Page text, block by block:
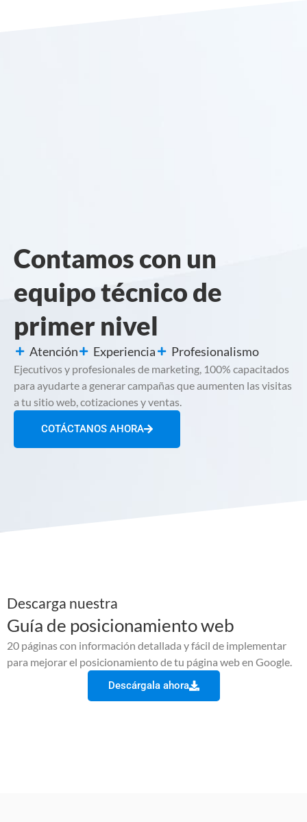
Contamos con un
equipo técnico de
primer nivel
Atención Experiencia Profesionalismo
Ejecutivos y profesionales de marketing, 100% capacitados
para ayudarte a generar campañas que aumenten las visitas
a tu sitio web, cotizaciones y ventas.
COTÁCTANOS AHORA
Descarga nuestra
Guía de posicionamiento web
20 páginas con información detallada y fácil de implementar
para mejorar el posicionamiento de tu página web en Google.
Descárgala ahora